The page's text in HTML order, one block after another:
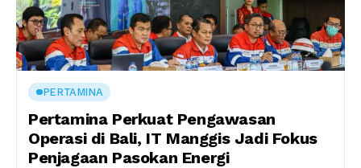
PERTAMINA
Pertamina Perkuat Pengawasan
Operasi di Bali, IT Manggis Jadi Fokus
Penjagaan Pasokan Energi